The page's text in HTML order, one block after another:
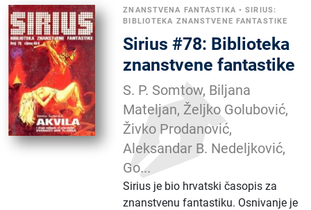
ZNANSTVENA FANTASTIKA •SIRIUS:
BIBLIOTEKA ZNANSTVENE FANTASTIKE
Sirius #78: Biblioteka
znanstvene fantastike
S. P. Somtow, Biljana
Mateljan, Željko Golubović,
Živko Prodanović,
Aleksandar B. Nedeljković,
Go...
Sirius je bio hrvatski časopis za
znanstvenu fantastiku. Osnivanje je